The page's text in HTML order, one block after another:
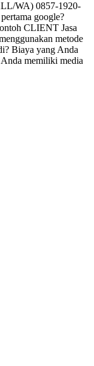
WA) 0857-1920-
google?
CLIENT Jasa
metode
Biaya yang Anda
Anda memiliki media